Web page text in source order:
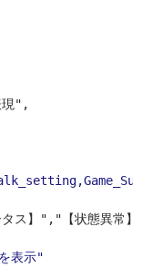
現",
タス】","【状態異常
表示"